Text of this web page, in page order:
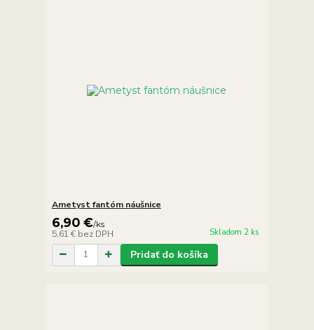
Ametyst fantóm náušnice
6,90 €/ks
5,61 € bez DPH Skladom 2 ks
Pridať do košíka